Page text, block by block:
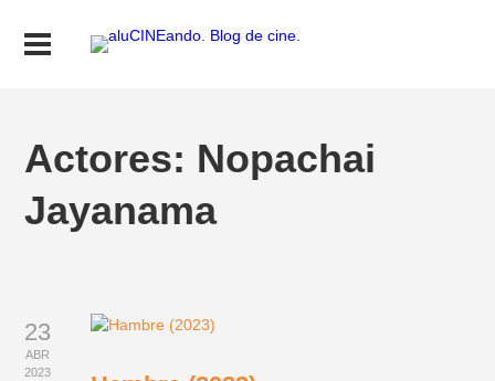
Actores: Nopachai
Jayanama
23
ABR
2023